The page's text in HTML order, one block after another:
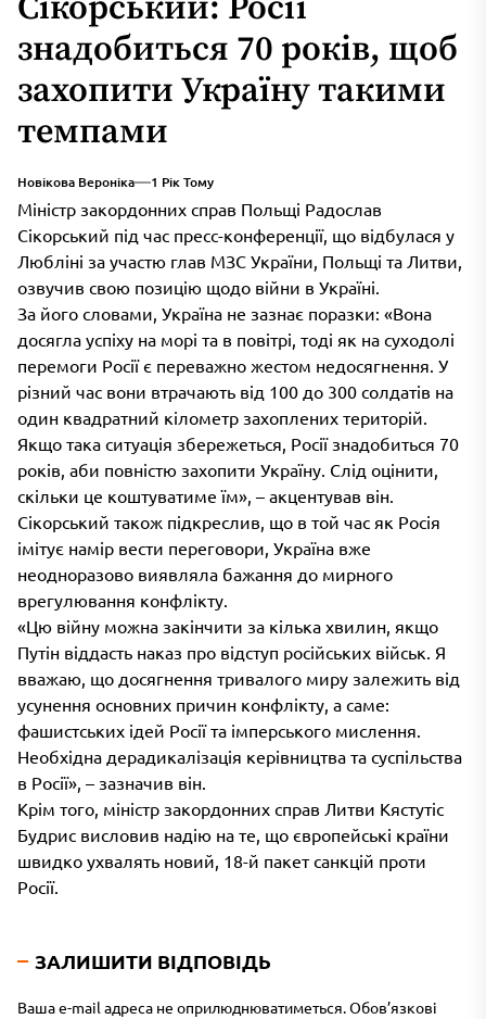
Сікорський: Росії
знадобиться 70 років, щоб
захопити Україну такими
темпами
Новікова Вероніка 1 Рік Тому
Міністр закордонних справ Польщі Радослав
Сікорський під час пресс-конференції, що відбулася у
Любліні за участю глав МЗС України, Польщі та Литви,
озвучив свою позицію щодо війни в Україні.
За його словами, Україна не зазнає поразки: «Вона
досягла успіху на морі та в повітрі, тоді як на суходолі
перемоги Росії є переважно жестом недосягнення. У
різний час вони втрачають від 100 до 300 солдатів на
один квадратний кілометр захоплених територій.
Якщо така ситуація збережеться, Росії знадобиться 70
років, аби повністю захопити Україну. Слід оцінити,
скільки це коштуватиме їм», – акцентував він.
Сікорський також підкреслив, що в той час як Росія
імітує намір вести переговори, Україна вже
неодноразово виявляла бажання до мирного
врегулювання конфлікту.
«Цю війну можна закінчити за кілька хвилин, якщо
Путін віддасть наказ про відступ російських військ. Я
вважаю, що досягнення тривалого миру залежить від
усунення основних причин конфлікту, а саме:
фашистських ідей Росії та імперського мислення.
Необхідна дерадикалізація керівництва та суспільства
в Росії», – зазначив він.
Крім того, міністр закордонних справ Литви Кястутіс
Будрис висловив надію на те, що європейські країни
швидко ухвалять новий, 18-й пакет санкцій проти
Росії.
ЗАЛИШИТИ ВІДПОВІДЬ
Ваша e-mail адреса не оприлюднюватиметься.Обов’язкові